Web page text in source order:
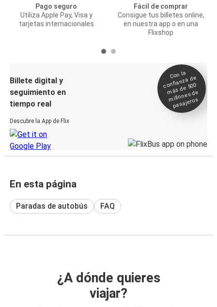
Pago seguro
Utiliza Apple Pay, Visa y
tarjetas internacionales
Fácil de comprar
Consigue tus billetes online,
en nuestra app o en una
Flixshop
Billete digital y
seguimiento en
tiempo real
Descubre la App de Flix
Con la
confianza de
más de 500
millones de
pasajeros
En esta página
Paradas de autobús FAQ
¿A dónde quieres
viajar?